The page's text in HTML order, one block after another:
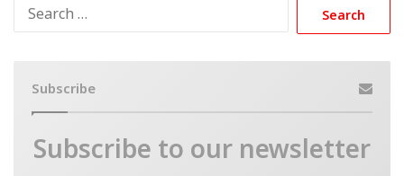
Subscribe
Subscribe to our newsletter